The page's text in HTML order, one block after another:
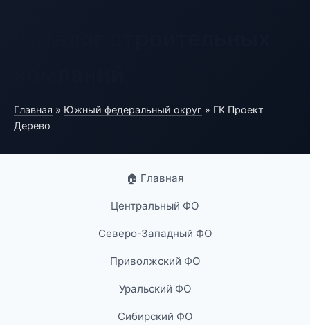
Главная » Южный федеральный округ » ГК Проект
Дерево
🏠 Главная
Центральный ФО
Северо-Западный ФО
Приволжский ФО
Уральский ФО
Сибирский ФО